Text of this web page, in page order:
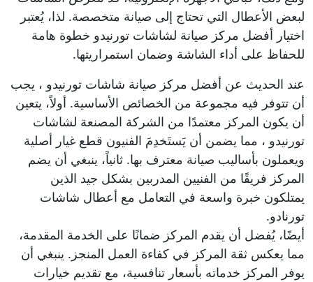
لبعض الأعطال التي تحتاج إلى صيانة متخصصة. لذا، يُعتبر
اختيار أفضل مركز صيانة لشاشات تورنيدو خطوة هامة
للحفاظ على أداء الشاشة وضمان استمراريتها.
عند الحديث عن أفضل مركز صيانة شاشات تورنيدو ، يجب
أن تتوفر فيه مجموعة من الخصائص الأساسية. أولاً، يتعين
أن يكون المركز معتمدًا من الشركة المصنعة لشاشات
تورنيدو ، مما يضمن أن يَستَخدِمَ الفنيون قطع غيار أصلية
ويعملون بأساليب صيانة معترف بها. ثانياً، ينبغي أن يضم
المركز فريقًا من الفنيين المدربين بشكل جيد الذين
يمتلكون خبرة واسعة في التعامل مع أعطال شاشات
تورنادو.
أيضًا، يُفضل أن يقدم المركز ضمانًا على الخدمة المقدمة،
مما يعكس ثقة المركز في كفاءة العمل المنجز. ينبغي أن
يوفر المركز خدماته بأسعار تنافسية، مع تقديم خيارات